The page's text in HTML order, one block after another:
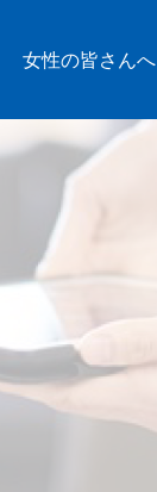
女性の皆さんへ